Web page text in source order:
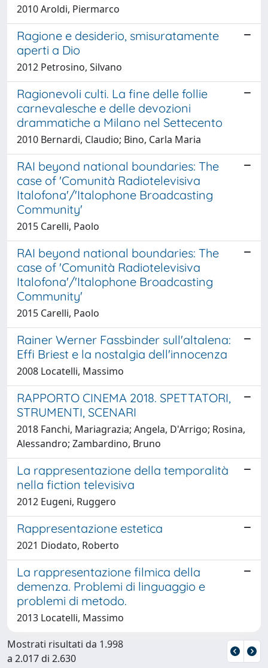
2010 Aroldi, Piermarco
Ragione e desiderio, smisuratamente
aperti a Dio
2012 Petrosino, Silvano
Ragionevoli culti. La fine delle follie
carnevalesche e delle devozioni
drammatiche a Milano nel Settecento
2010 Bernardi, Claudio; Bino, Carla Maria
RAI beyond national boundaries: The
case of 'Comunità Radiotelevisiva
Italofona'/'Italophone Broadcasting
Community'
2015 Carelli, Paolo
RAI beyond national boundaries: The
case of 'Comunità Radiotelevisiva
Italofona'/'Italophone Broadcasting
Community'
2015 Carelli, Paolo
Rainer Werner Fassbinder sull'altalena:
Effi Briest e la nostalgia dell'innocenza
2008 Locatelli, Massimo
RAPPORTO CINEMA 2018. SPETTATORI,
STRUMENTI, SCENARI
2018 Fanchi, Mariagrazia; Angela, D'Arrigo; Rosina,
Alessandro; Zambardino, Bruno
La rappresentazione della temporalità
nella fiction televisiva
2012 Eugeni, Ruggero
Rappresentazione estetica
2021 Diodato, Roberto
La rappresentazione filmica della
demenza. Problemi di linguaggio e
problemi di metodo.
2013 Locatelli, Massimo
Mostrati risultati da 1.998
a 2.017 di 2.630